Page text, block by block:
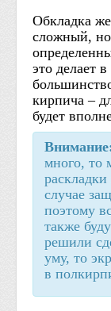
Обкладка
сложный, но
это делает
кирпича –
будет
много, то
случае
поэтому
также
решили
уму, то
в